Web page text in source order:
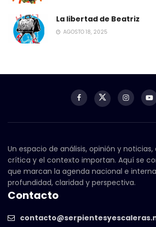
La libertad de Beatriz
AGOSTO 18, 2025
Un espacio de análisis, opinión y
crítica y el contexto importan. Aquí se
que marcan la agenda nacional e
profundidad, claridad y perspectiva.
Contacto